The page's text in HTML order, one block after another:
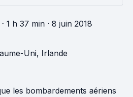
· 1 h 37 min · 8 juin 2018
Uni, Irlande
les bombardements aériens